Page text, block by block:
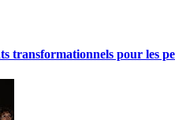
transformationnels pour les